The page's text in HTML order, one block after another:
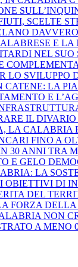
SCELTE
E LA
NEL SUO
LO SVILUPPO
CATENE: LA
E
IL DIVARIO
LA CALABRIA
FINO A
30 ANNI TRA
E GELO
LA
OBIETTIVI DI
DEL
FORZA
NON
A MENO